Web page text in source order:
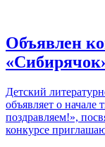
Объявлен
Детский
объявляет о начале
поздравляем!»,
конкурсе